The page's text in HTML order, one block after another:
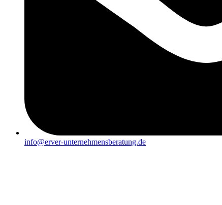
info@erver-unternehmensberatung.de